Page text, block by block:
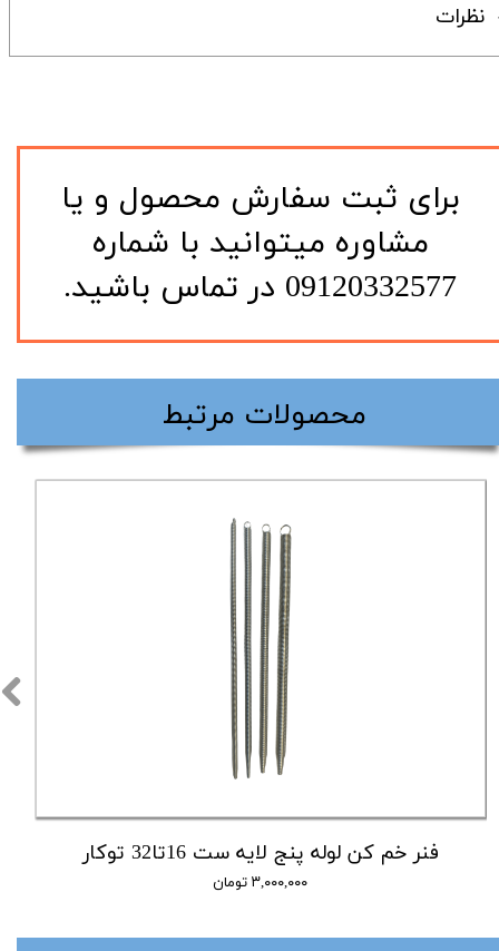
نظرات
​برای ثبت سفارش محصول و یا
مشاوره میتوانید با شماره
09120332577 در تماس باشید.
​محصولات مرتبط
فنر خم کن لوله پنج لایه ست 16تا32 توکار
۳,۰۰۰,۰۰۰ تومان